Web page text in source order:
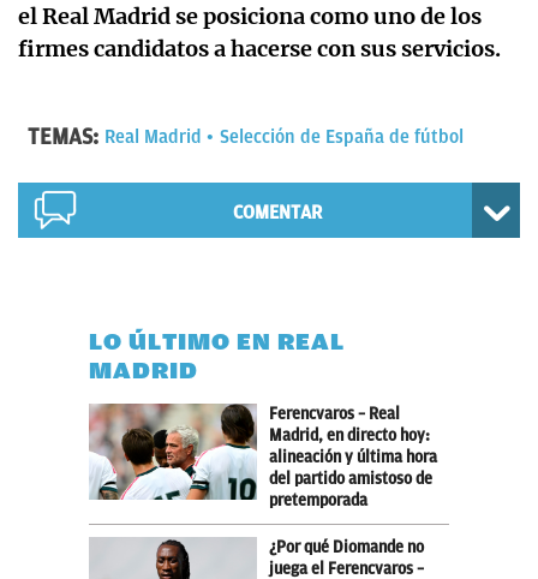
el Real Madrid se posiciona como uno de los
firmes candidatos a hacerse con sus servicios.
TEMAS: Real Madrid Selección de España de fútbol
COMENTAR
LO ÚLTIMO EN REAL
MADRID
Ferencvaros – Real
Madrid, en directo hoy:
alineación y última hora
del partido amistoso de
pretemporada
¿Por qué Diomande no
juega el Ferencvaros –